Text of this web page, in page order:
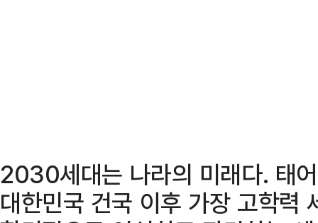
2030세대는 나라의 미래다. 태
대한민국 건국 이후 가장 고학력